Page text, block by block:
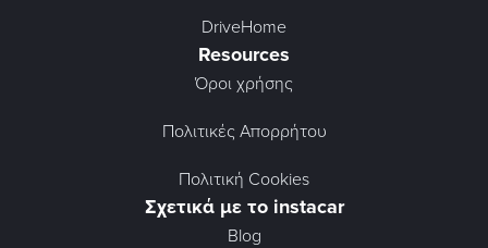
DriveHome
Resources
Όροι χρήσης
Πολιτικές Απορρήτου
Πολιτική Cookies
Σχετικά με το instacar
Blog